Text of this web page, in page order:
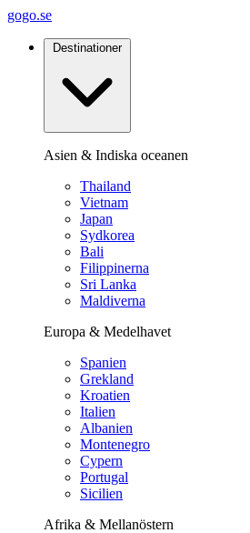
gogo.se
Destinationer
Asien & Indiska oceanen
Thailand
Vietnam
Japan
Sydkorea
Bali
Filippinerna
Sri Lanka
Maldiverna
Europa & Medelhavet
Spanien
Grekland
Kroatien
Italien
Albanien
Montenegro
Cypern
Portugal
Sicilien
Afrika & Mellanöstern